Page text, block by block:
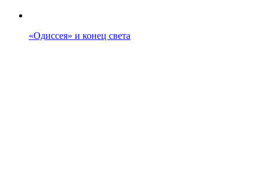
«Одиссея» и конец света